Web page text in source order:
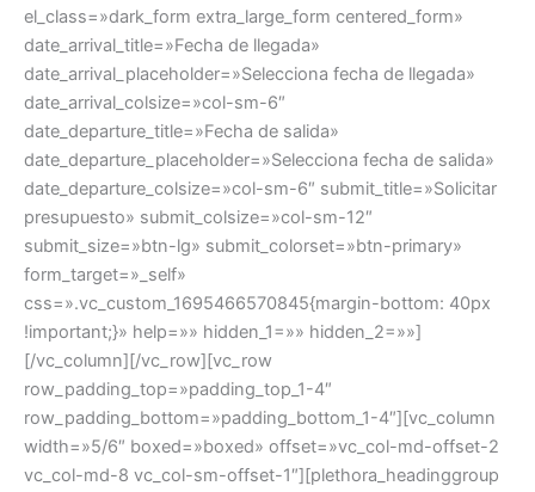
el_class=»dark_form extra_large_form centered_form»
date_arrival_title=»Fecha de llegada»
date_arrival_placeholder=»Selecciona fecha de llegada»
date_arrival_colsize=»col-sm-6″
date_departure_title=»Fecha de salida»
date_departure_placeholder=»Selecciona fecha de salida»
date_departure_colsize=»col-sm-6″ submit_title=»Solicitar
presupuesto» submit_colsize=»col-sm-12″
submit_size=»btn-lg» submit_colorset=»btn-primary»
form_target=»_self»
css=».vc_custom_1695466570845{margin-bottom: 40px
!important;}» help=»» hidden_1=»» hidden_2=»»]
[/vc_column][/vc_row][vc_row
row_padding_top=»padding_top_1-4″
row_padding_bottom=»padding_bottom_1-4″][vc_column
width=»5/6″ boxed=»boxed» offset=»vc_col-md-offset-2
vc_col-md-8 vc_col-sm-offset-1″][plethora_headinggroup